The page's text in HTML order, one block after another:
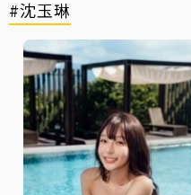
#沈玉琳